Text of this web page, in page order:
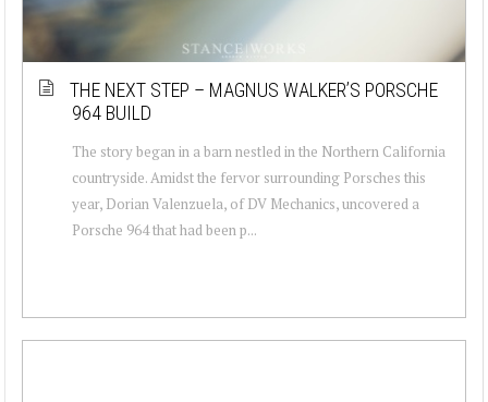
THE NEXT STEP – MAGNUS WALKER’S PORSCHE
964 BUILD
The story began in a barn nestled in the Northern California
countryside. Amidst the fervor surrounding Porsches this
year, Dorian Valenzuela, of DV Mechanics, uncovered a
Porsche 964 that had been p...